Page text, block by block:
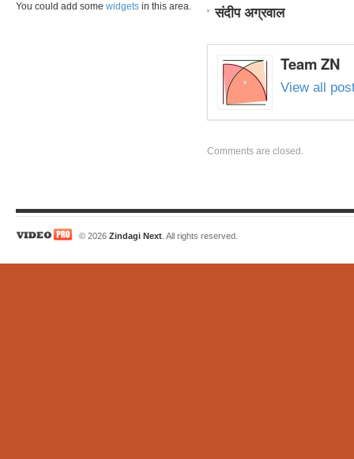
You could add some widgets in this area.
संदीप अग्रवाल
Team ZN
View all
Comments are closed.
© 2026 Zindagi Next . All rights reserved.